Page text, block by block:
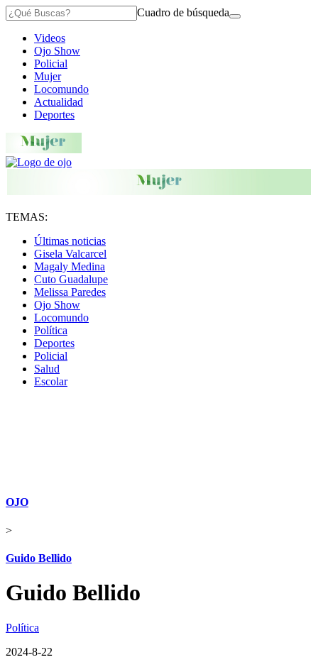
Cuadro de búsqueda
Videos
Ojo Show
Policial
Mujer
Locomundo
Actualidad
Deportes
TEMAS:
Últimas noticias
Gisela Valcarcel
Magaly Medina
Cuto Guadalupe
Melissa Paredes
Ojo Show
Locomundo
Política
Deportes
Policial
Salud
Escolar
OJO
>
Guido Bellido
Guido Bellido
Política
2024-8-22